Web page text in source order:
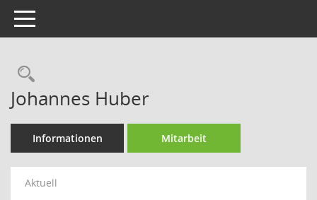
Toggle navigation
Rechercheauswahl
Johannes Huber
Informationen Mitarbeit
Aktuell